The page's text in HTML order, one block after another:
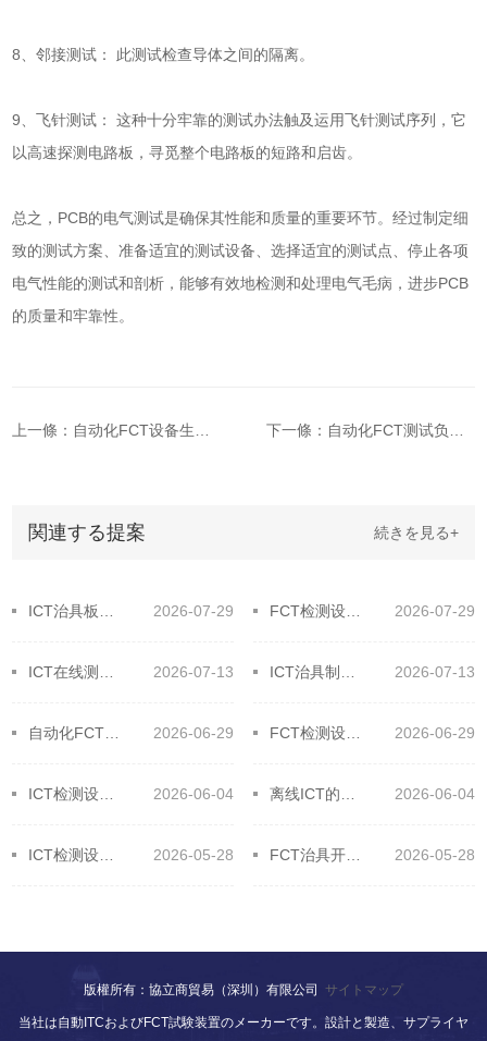
8、邻接测试： 此测试检查导体之间的隔离。
9、飞针测试： 这种十分牢靠的测试办法触及运用飞针测试序列，它
以高速探测电路板，寻觅整个电路板的短路和启齿。
总之，PCB的电气测试是确保其性能和质量的重要环节。经过制定细
致的测试方案、准备适宜的测试设备、选择适宜的测试点、停止各项
电气性能的测试和剖析，能够有效地检测和处理电气毛病，进步PCB
的质量和牢靠性。
関連する提案 続きを見る+
2026-07-29 2026-07-29
FCT检测设备全流程！高效工作原来如此简单
2026-07-13 2026-07-13
2026-06-29 2026-06-29
FCT检测设备它的主要测试对象
2026-06-04 2026-06-04
2026-05-28 2026-05-28
FCT治具开发过程要注意的细节和关键点
版權所有：協立商貿易（深圳）有限公司 サイトマップ
当社は自動ITCおよびFCT試験装置のメーカーです。設計と製造、サプライヤ